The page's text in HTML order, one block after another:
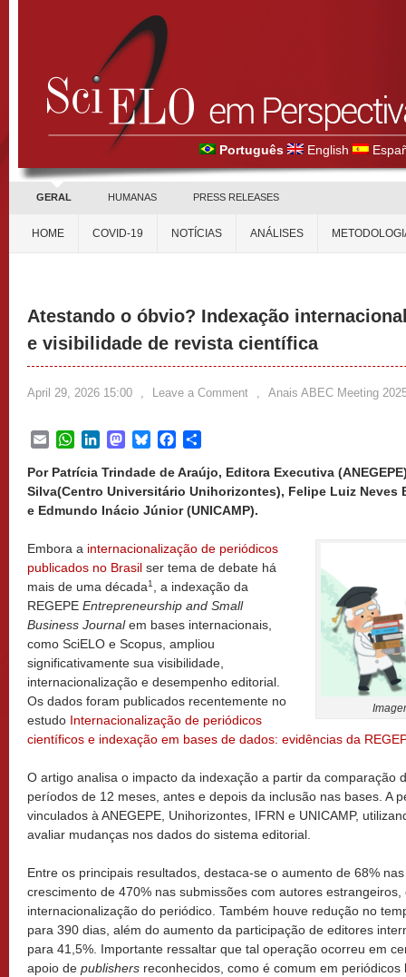
Português English
GERAL HUMANAS PRESS RELEASES
HOME COVID-19 NOTÍCIAS ANÁLISES
Atestando o óbvio? Indexação
e visibilidade de revista científica
April 29, 2026 15:00 , Leave a Comment , Anais ABEC Meeting
EmailWhatsApp
LinkedInMastodon
BlueskyFacebook
Por Patrícia Trindade de Araújo, Editora Executiva
Silva(Centro Universitário Unihorizontes), Felipe Luiz Neves
e Edmundo Inácio Júnior (UNICAMP).
Embora a internacionalização de periódicos
publicados no Brasil ser tema de debate há
mais de uma década1
, a indexação da
REGEPE Entrepreneurship and Small
Business Journalem bases internacionais,
como SciELO e Scopus, ampliou
significativamente sua visibilidade,
internacionalização e desempenho editorial.
Os dados foram publicados recentemente no
estudo Internacionalização de periódicos
científicos e indexação em bases de dados: evidências da
O artigo analisa o impacto da indexação a partir da comparação
períodos de 12 meses, antes e depois da inclusão nas bases. A
vinculados à ANEGEPE, Unihorizontes, IFRN e UNICAMP,
avaliar mudanças nos dados do sistema editorial.
Entre os principais resultados, destaca-se o aumento de 68%
crescimento de 470% nas submissões com autores
internacionalização do periódico. Também houve redução no
para 390 dias, além do aumento da participação de editores
para 41,5%. Importante ressaltar que tal operação ocorreu em
apoio de publishers reconhecidos, como é comum em